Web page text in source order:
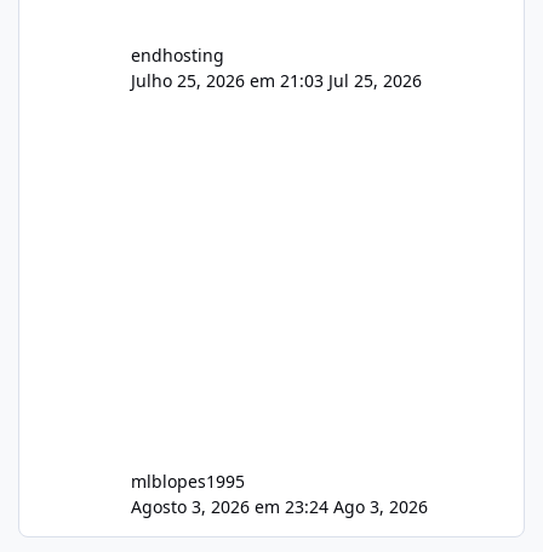
endhosting
Julho 25, 2026 em 21:03 Jul 25, 2026
mlblopes1995
Agosto 3, 2026 em 23:24 Ago 3, 2026